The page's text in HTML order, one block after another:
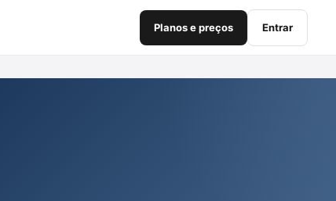
Planos e preços Entrar